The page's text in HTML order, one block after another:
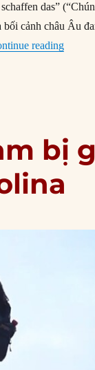
das”
bối cảnh châu Âu
reading“31/
bị